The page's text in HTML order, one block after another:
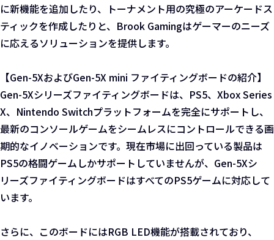
に新機能を追加したり、トーナメント用の究極のアーケードス
ティックを作成したりと、Brook Gamingはゲーマーのニーズ
に応えるソリューションを提供します。
【Gen-5XおよびGen-5X mini ファイティングボードの紹介】
Gen-5Xシリーズファイティングボードは、PS5、Xbox Series
X、Nintendo Switchプラットフォームを完全にサポートし、
最新のコンソールゲームをシームレスにコントロールできる画
期的なイノベーションです。現在市場に出回っている製品は
PS5の格闘ゲームしかサポートしていませんが、Gen-5Xシ
リーズファイティングボードはすべてのPS5ゲームに対応して
います。
さらに、このボードにはRGB LED機能が搭載されており、